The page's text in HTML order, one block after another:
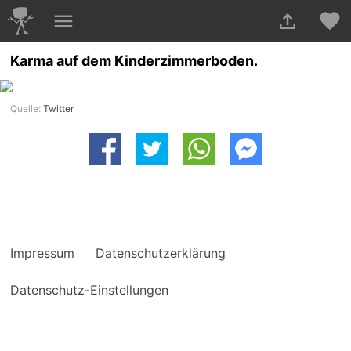
Karma auf dem Kinderzimmerboden.
Quelle:Twitter
Impressum Datenschutzerklärung
Datenschutz-Einstellungen